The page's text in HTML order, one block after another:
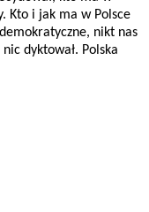
Kto i jak ma w Polsce
nikt nas
dyktował. Polska